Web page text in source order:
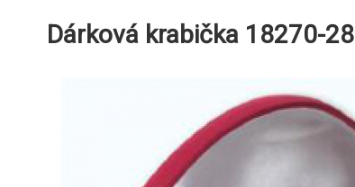
Dárková krabička 18270-28